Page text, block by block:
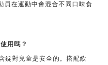
員在運動中會混合不同口味食
用嗎？
對兒童是安全的。搭配飲